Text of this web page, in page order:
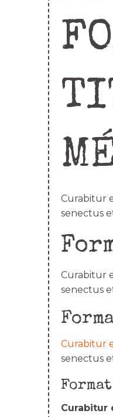
Curabitur
senectus
Curabitur
senectus
Curabitur
senectus
Curabitur